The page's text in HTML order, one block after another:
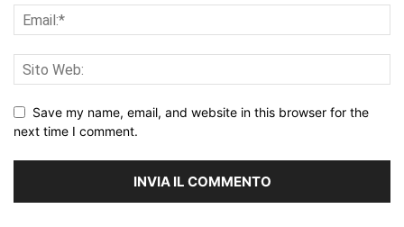
Save my name, email, and website in this browser for the
next time I comment.